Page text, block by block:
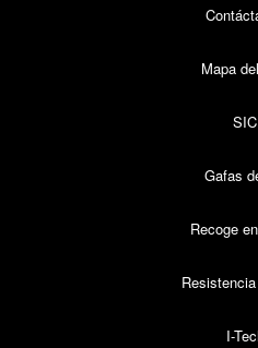
Mapa
SIC
Gafas
Recoge
I-